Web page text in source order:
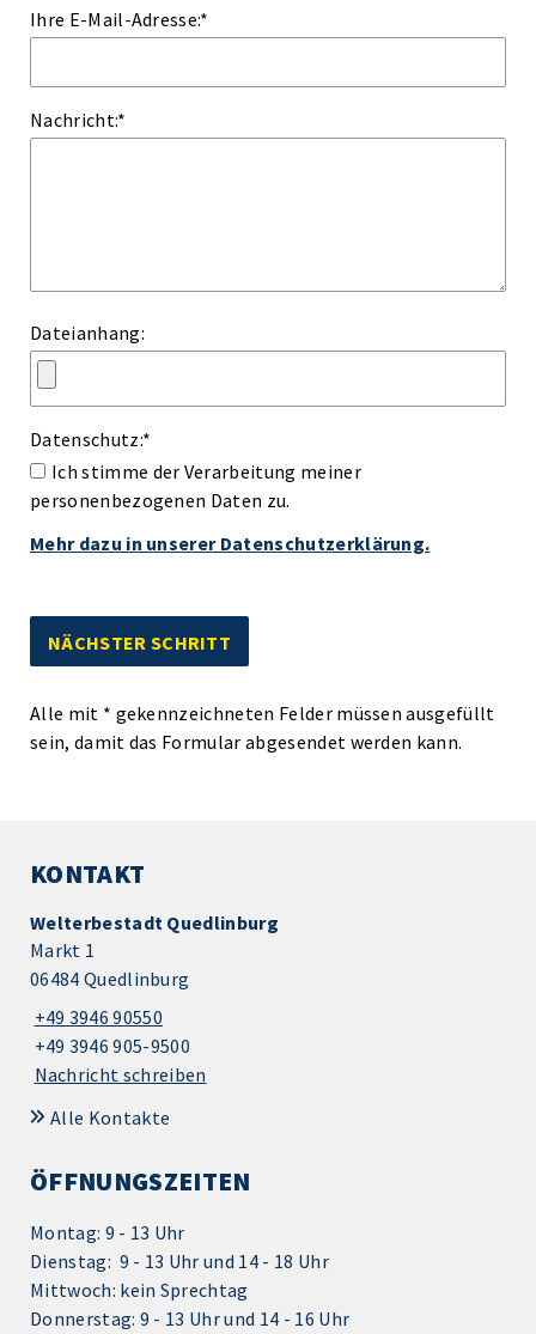
Ihre E-Mail-Adresse:*
Nachricht:*
Dateianhang:
Datenschutz:*
Ich stimme der Verarbeitung meiner
personenbezogenen Daten zu.
Mehr dazu in unserer Datenschutzerklärung.
Alle mit * gekennzeichneten Felder müssen ausgefüllt
sein, damit das Formular abgesendet werden kann.
KONTAKT
Welterbestadt Quedlinburg
Markt 1
06484 Quedlinburg
+49 3946 90550
+49 3946 905-9500
Nachricht schreiben
Alle Kontakte
ÖFFNUNGSZEITEN
Montag: 9 - 13 Uhr
Dienstag: 9 - 13 Uhr und 14 - 18 Uhr
Mittwoch: kein Sprechtag
Donnerstag: 9 - 13 Uhr und 14 - 16 Uhr